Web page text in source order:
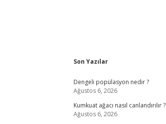
Sidebar
Son Yazılar
Dengeli popülasyon nedir ?
Ağustos 6, 2026
Kumkuat ağacı nasıl canlandırılır ?
Ağustos 6, 2026